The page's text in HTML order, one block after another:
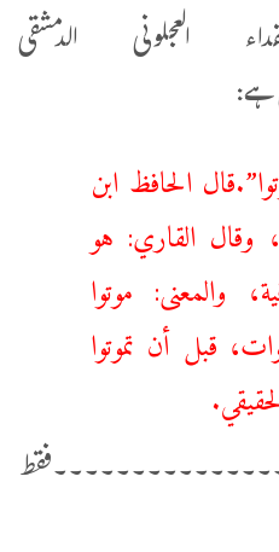
العجلونی الدمشقی
الحافظ ابن
وقال القاري: هو
والمعنى: موتوا
قبل أن تموتوا